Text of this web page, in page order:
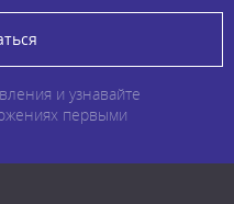
и узнавайте
первыми